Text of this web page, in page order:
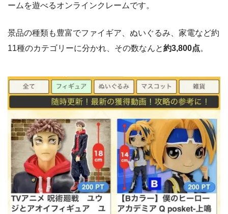
ームを遊べるオンラインクレームです。
景品の種類も豊富でファイギア、ぬいぐるみ、家電など約
11種のカテゴリーに分かれ、その数なんと約3,800点。